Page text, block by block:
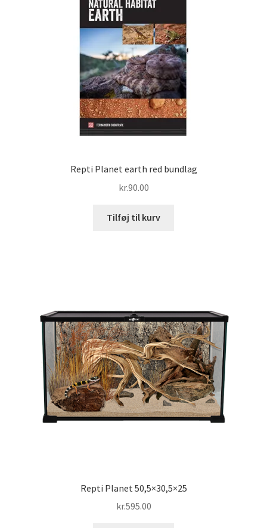
Repti Planet earth red bundlag
kr.90.00
Tilføj til kurv
Repti Planet 50,5×30,5×25
kr.595.00